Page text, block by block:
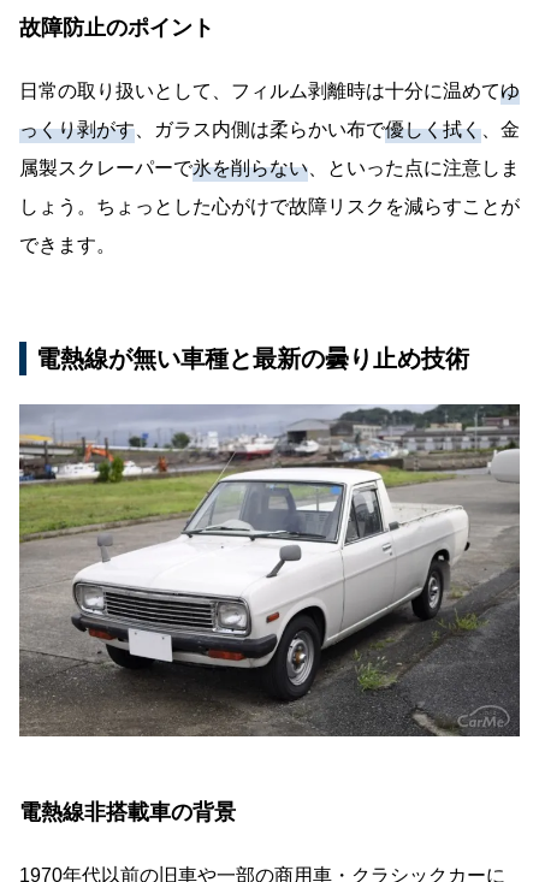
故障防止のポイント
日常の取り扱いとして、フィルム剥離時は十分に温めてゆ
っくり剥がす 、ガラス内側は柔らかい布で優しく拭く 、金
属製スクレーパーで氷を削らない 、といった点に注意しま
しょう。ちょっとした心がけで故障リスクを減らすことが
できます。
電熱線が無い車種と最新の曇り止め技術
電熱線非搭載車の背景
1970年代以前の旧車や一部の商用車・クラシックカーに